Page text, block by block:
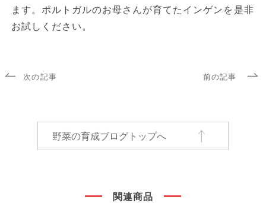
ます。ポルトガルのお母さんが育てたインゲンを是非
お試しください。
次の記事 前の記事
野菜の育成ブログトップへ
関連商品